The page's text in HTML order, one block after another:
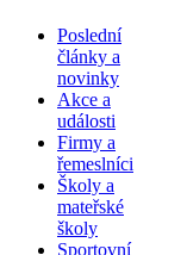
Poslední
články a
novinky
Akce a
události
Firmy a
řemeslníci
Školy a
mateřské
školy
Sportovní